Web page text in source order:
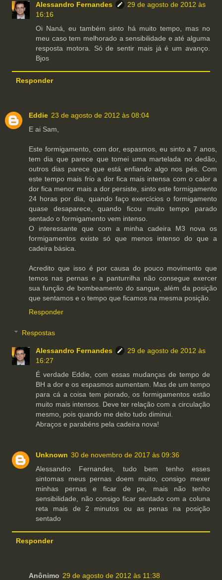
Alessandro Fernandes
29 de agosto de 2012 às
16:16
Oi Naná, eu também sinto há muito tempo, mas no
meu caso tem melhorado a sensibilidade e até alguma
resposta motora. Só de sentir mais já é um avanço.
Bjos
Responder
Eddie 23 de agosto de 2012 às 08:04
E ai Sam,
Este formigamento, com dor, espasmos, eu sinto a 7 anos,
tem dia que parece que tomei uma martelada no dedão,
outros dias parece que está enfiando algo nos pés. Com
este tempo mais frio a dor fica mais intensa com o calor a
dor fica menor mais a dor persiste, sinto este formigamento
24 horas por dia, quando faço exercícios o formigamento
quase desaparece, quando ficou muito tempo parado
sentado o formigamento vem intenso.
O interessante que com a minha cadeira M3 nova os
formigamentos existe só que menos intenso do que a
cadeira básica.
Acredito que isso é por causa do pouco movimento que
temos nas pernas e a panturrilha não consegue exercer
sua função de bombeamento do sangue, além da posição
que sentamos e o tempo que ficamos na mesma posição.
Responder
Respostas
Alessandro Fernandes
29 de agosto de 2012 às
16:27
É verdade Eddie, com essas mudanças de tempo de
BH a dor e os espasmos aumentam. Mas de um tempo
para cá a coisa tem piorado, os formigamentos estão
muito mais intensos. Deve ter relação com a circulação
mesmo, pois quando me deito tudo diminui.
Abraços e parabéns pela cadeira nova!
Unknown 30 de novembro de 2017 às 09:36
Alessandro Fernandes, tudo bem tenho esses
sintomas meus pernas doem muito, consigo mexer
minhas pernas e ficar de pe, mais não tenho
sensibilidade, não consigo ficar sentado com a coluna
reta mais de 2 minutos ou as penas na posição
sentado
Responder
Anônimo 29 de agosto de 2012 às 11:38